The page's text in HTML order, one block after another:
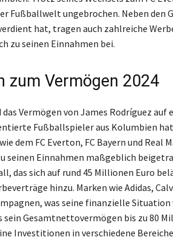
Fußballwelt ungebrochen. Neben den
hat, tragen auch zahlreiche
zu seinen Einnahmen bei.
zum Vermögen 2024
das Vermögen von James Rodríguez
Fußballspieler aus Kolumbien
dem FC Everton, FC Bayern und Real
seinen Einnahmen maßgeblich
das sich auf rund 45 Millionen Euro
hinzu. Marken wie Adidas,
was seine finanzielle
sein Gesamtnettovermögen bis zu 80
Investitionen in verschiedene